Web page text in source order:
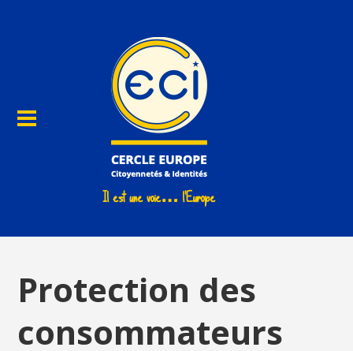
Protection des
consommateurs